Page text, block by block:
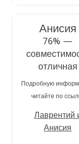
Анисия
76% —
отличная
Подробную
читайте по
Лаврентий
Анисия